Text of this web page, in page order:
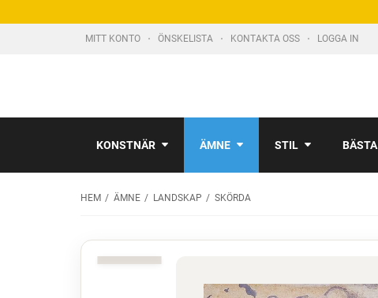
MITT KONTO ÖNSKELISTA KONTAKTA OSS LOGGA IN
KONSTNÄR ÄMNE STIL BÄSTA
HEM ÄMNE LANDSKAP SKÖRDA